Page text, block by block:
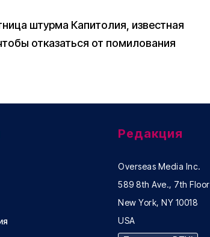
штурма Капитолия, известная
отказаться от помилования
Редакция
Overseas Media Inc.
589 8th Ave., 7th Floor
New York, NY 10018
USA